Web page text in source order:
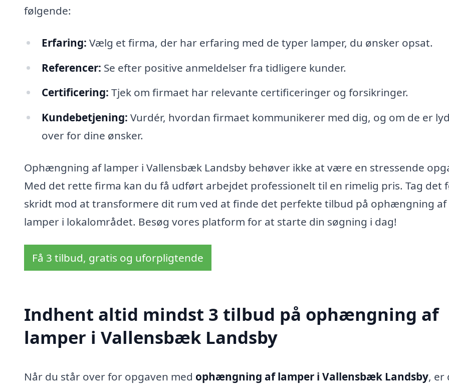
følgende:
Erfaring: Vælg et firma, der har erfaring med de typer lamper, du ønsker opsat.
Referencer: Se efter positive anmeldelser fra tidligere kunder.
Certificering: Tjek om firmaet har relevante certificeringer og forsikringer.
Kundebetjening: Vurdér, hvordan firmaet kommunikerer med dig, og om de er
over for dine ønsker.
Ophængning af lamper i Vallensbæk Landsby behøver ikke at være en stressende
Med det rette firma kan du få udført arbejdet professionelt til en rimelig pris. Tag det
skridt mod at transformere dit rum ved at finde det perfekte tilbud på ophængning af
lamper i lokalområdet. Besøg vores platform for at starte din søgning i dag!
Få 3 tilbud, gratis og uforpligtende
Indhent altid mindst 3 tilbud på ophængning af
lamper i Vallensbæk Landsby
Når du står over for opgaven med ophængning af lamper i Vallensbæk Landsby, er